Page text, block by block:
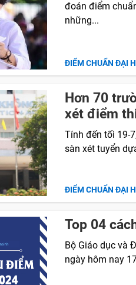
đoán điểm
những...
ĐIỂM CHUẨN ĐẠI
Hơn 70
xét điểm
Tính đến tối 19-
sàn xét tuyển
ĐIỂM CHUẨN ĐẠI
Top 04
Bộ Giáo dục và
ngày hôm nay